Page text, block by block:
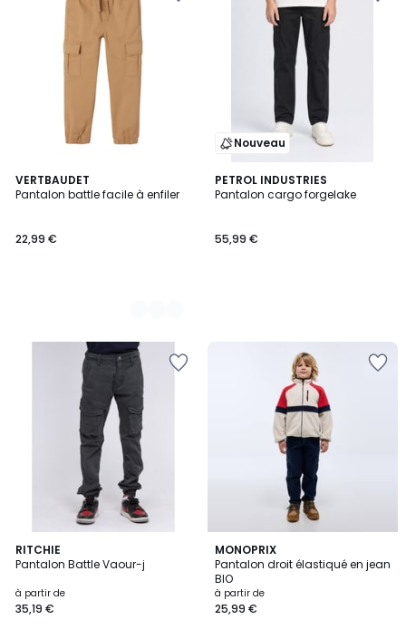
VERTBAUDET
Pantalon battle facile à enfiler
22,99 €
3
Couleurs
Nouveau
PETROL INDUSTRIES
Pantalon cargo forgelake
55,99 €
RITCHIE
Pantalon Battle Vaour-j
à partir de
35,19 €
2
Couleurs
MONOPRIX
Pantalon droit élastiqué en jean
BIO
à partir de
25,99 €
2
Couleurs